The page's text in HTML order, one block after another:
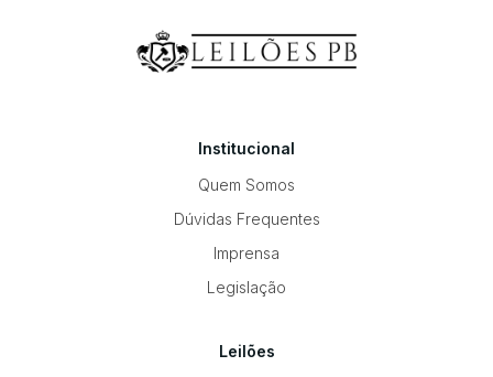
Institucional
Quem Somos
Dúvidas Frequentes
Imprensa
Legislação
Leilões